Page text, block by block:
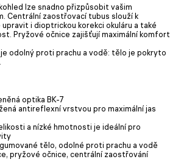
lze snadno přizpůsobit vašim
Centrální zaostřovací tubus slouží k
i dioptrickou korekci okuláru a také
Pryžové očnice zajišťují maximální komfort
odolný proti prachu a vodě: tělo je pokryto
optika BK-7
antireflexní vrstvou pro maximální jas
a nízké hmotnosti je ideální pro
tělo, odolné proti prachu a vodě
pryžové očnice, centrální zaostřování